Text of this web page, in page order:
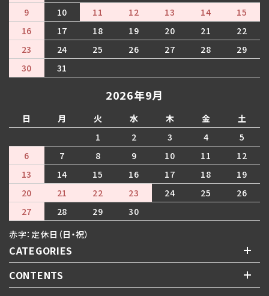
9
10 11 12 13 14
15
16
17 18 19 20 21
22
23
24 25 26 27 28
29
30
31
2026年9月
日 月 火 水 木 金
土
1
2 3 4
5
6
7 8 9 10 11
12
13
14 15 16 17 18
19
20
21 22 23 24 25
26
27
28 29
30
赤字：定休日（日・祝）
CATEGORIES
CONTENTS